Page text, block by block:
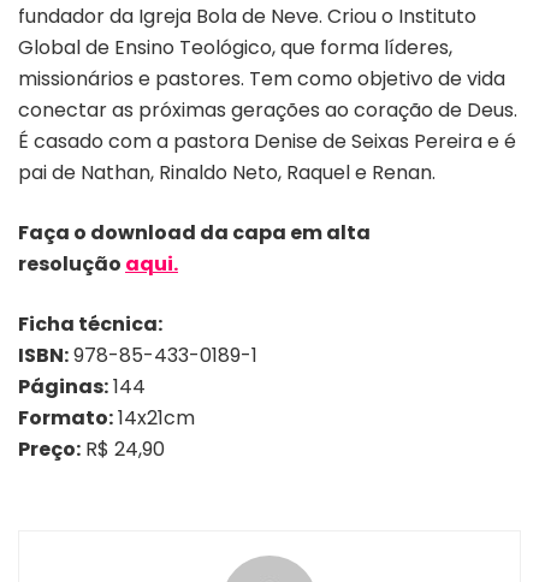
fundador da Igreja Bola de Neve. Criou o Instituto
Global de Ensino Teológico, que forma líderes,
missionários e pastores. Tem como objetivo de vida
conectar as próximas gerações ao coração de Deus.
É casado com a pastora Denise de Seixas Pereira e é
pai de Nathan, Rinaldo Neto, Raquel e Renan.
Faça o download da capa em alta
resolução aqui.
Ficha técnica:
ISBN:978-85-433-0189-1
Páginas:144
Formato:14x21cm
Preço: R$ 24,90